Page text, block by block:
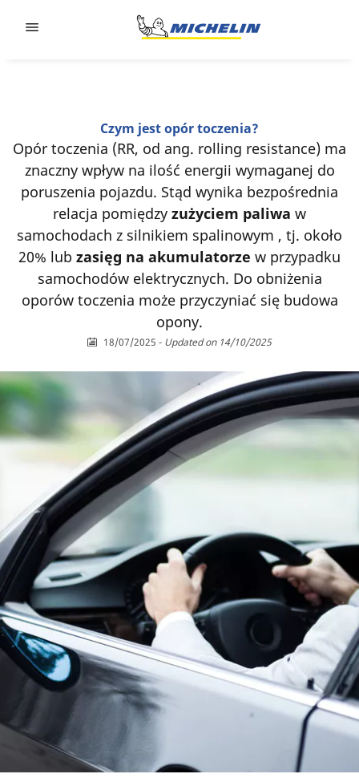
Czym jest opór toczenia?
Opór toczenia (RR, od ang. rolling resistance) ma
znaczny wpływ na ilość energii wymaganej do
poruszenia pojazdu. Stąd wynika bezpośrednia
relacja pomiędzy zużyciem paliwa w
samochodach z silnikiem spalinowym , tj. około
20% lub zasięg na akumulatorze w przypadku
samochodów elektrycznych. Do obniżenia
oporów toczenia może przyczyniać się budowa
opony.
18/07/2025 - Updated on 14/10/2025